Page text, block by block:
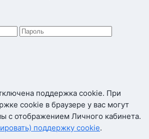
поддержка cookie. При
cookie в браузере у вас могут
с отображением Личного кабинета.
поддержку cookie.